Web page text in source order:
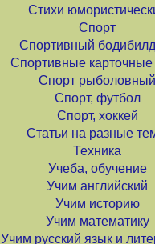
Стихи
Спорт
Спортивный
Спортивные карточные
Спорт рыболовный
Спорт, футбол
Спорт, хоккей
Статьи на разные
Техника
Учеба, обучение
Учим английский
Учим историю
Учим математику
Учим русский язык и